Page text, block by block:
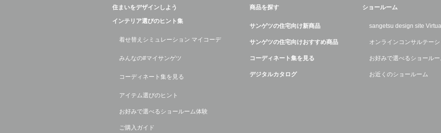
住まいをデザインしよう
インテリア選びのヒント集
着せ替えシミュレーション マイコーデ
みんなの#マイサンゲツ
コーディネート集を見る
アイテム選びのヒント
お好みで選べるショールーム体験
ご購入ガイド
商品を探す
サンゲツの住宅向け新商品
サンゲツの住宅向けおすすめ商品
コーディネート集を見る
デジタルカタログ
ショールーム
sangetsu design site
オンラインコンサルテーシ
お好みで選べるショール
お近くのショールーム